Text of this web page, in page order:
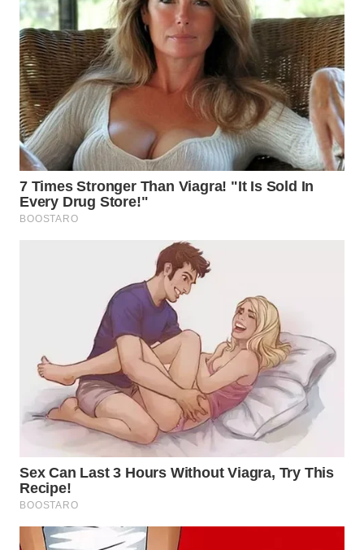
WN
LANGKAT
WN
TAPANULI
SELATAN
WN
TANJUNG
LESUNG
SIMALUNGUN
WN
LABUHANBATU
WN
TAPANULI
TENGAH
WN DELI
SERDANG